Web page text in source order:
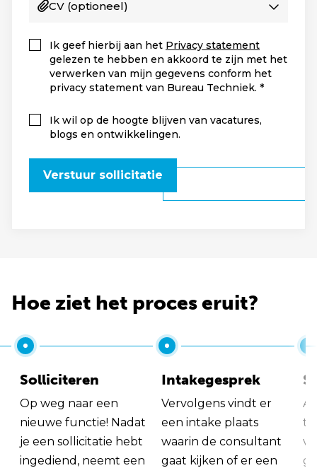
CV (optioneel)
Ik geef hierbij aan het Privacy statement
gelezen te hebben en akkoord te zijn met het
verwerken van mijn gegevens conform het
privacy statement van Bureau Techniek.
Ik wil op de hoogte blijven van vacatures,
blogs en ontwikkelingen.
Verstuur sollicitatie
Hoe ziet het proces eruit?
Solliciteren
Op weg naar een
nieuwe functie! Nadat
je een sollicitatie hebt
ingediend, neemt een
Intakegesprek
Vervolgens vindt er
een intake plaats
waarin de consultant
gaat kijken of er een